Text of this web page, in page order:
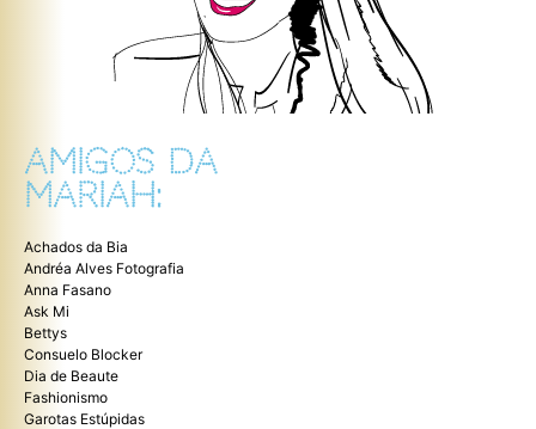
AMIGOS DA
MARIAH:
Achados da Bia
Andréa Alves Fotografia
Anna Fasano
Ask Mi
Bettys
Consuelo Blocker
Dia de Beaute
Fashionismo
Garotas Estúpidas